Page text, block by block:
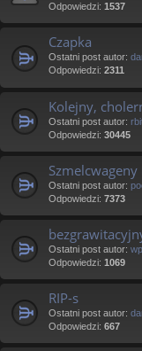
Odpowiedzi: 1537
Czapka
Ostatni post autor:
Odpowiedzi: 2311
Kolejny,
Ostatni post autor:
Odpowiedzi: 30445
Ostatni post autor:
Odpowiedzi: 7373
Ostatni post autor:
Odpowiedzi: 1069
RIP-s
Ostatni post autor:
Odpowiedzi: 667